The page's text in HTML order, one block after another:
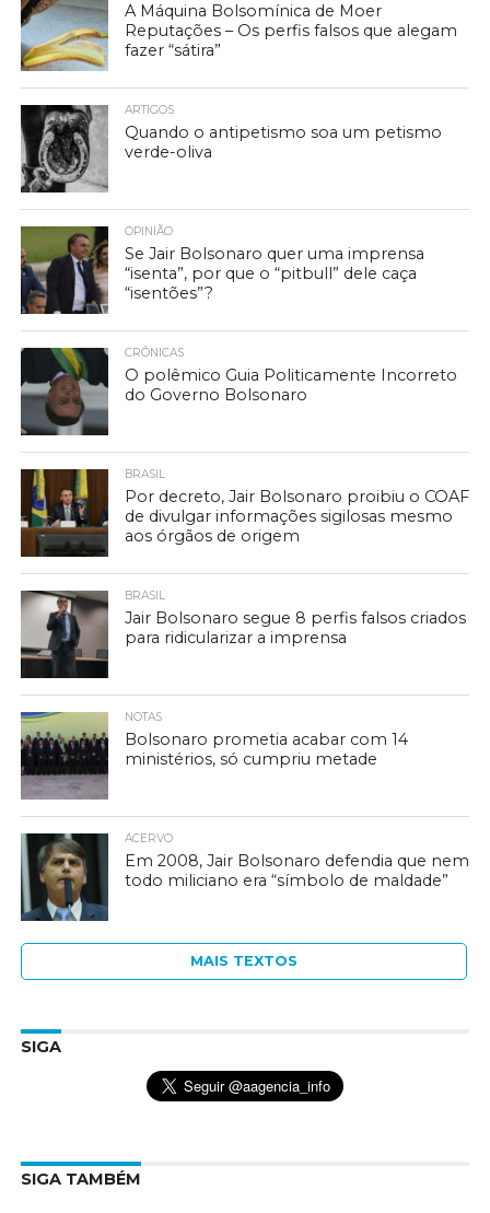
A Máquina Bolsomínica de Moer
Reputações – Os perfis falsos que alegam
fazer “sátira”
ARTIGOS
Quando o antipetismo soa um petismo
verde-oliva
OPINIÃO
Se Jair Bolsonaro quer uma imprensa
“isenta”, por que o “pitbull” dele caça
“isentões”?
CRÔNICAS
O polêmico Guia Politicamente Incorreto
do Governo Bolsonaro
BRASIL
Por decreto, Jair Bolsonaro proibiu o COAF
de divulgar informações sigilosas mesmo
aos órgãos de origem
BRASIL
Jair Bolsonaro segue 8 perfis falsos criados
para ridicularizar a imprensa
NOTAS
Bolsonaro prometia acabar com 14
ministérios, só cumpriu metade
ACERVO
Em 2008, Jair Bolsonaro defendia que nem
todo miliciano era “símbolo de maldade”
MAIS TEXTOS
SIGA
SIGA TAMBÉM